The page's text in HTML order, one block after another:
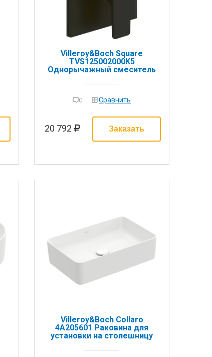
Villeroy&Boch Square
TVS125002000K5
Однорычажный смеситель
чёрный (ДО ОКОНЧАНИЯ
0 Сравнить
20 792
Villeroy&Boch Collaro
4A205601 Раковина для
установки на столешницу
белый